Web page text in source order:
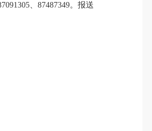
、87487349。报送